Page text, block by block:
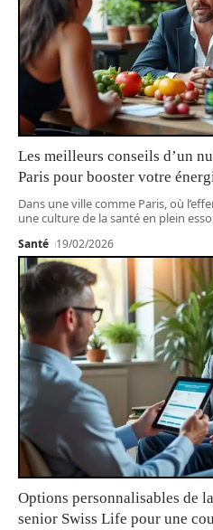
Les meilleurs conseils d’un
Paris pour booster votre
Dans une ville comme Paris, où
une culture de la santé en plein
Santé 19/02/2026
Options personnalisables de
senior Swiss Life pour une